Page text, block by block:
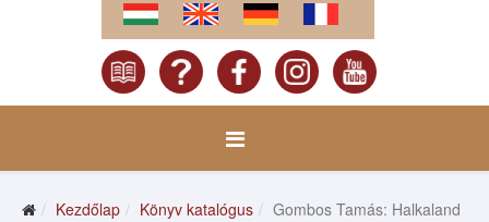
Kezdőlap Könyv katalógus Gombos Tamás: Halkaland